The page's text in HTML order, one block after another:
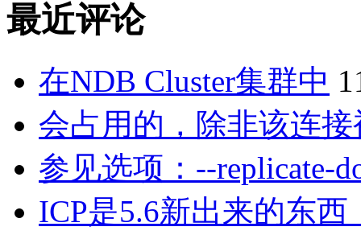
最近评论
在NDB Cluster集群中
会占用的，除非该连
参见选项：--replicate-
ICP是5.6新出来的东